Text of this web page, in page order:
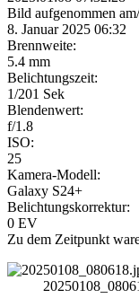
Bild aufgenommen
8. Januar 2025 06:32
Brennweite:
5.4 mm
Belichtungszeit:
1/201 Sek
Blendenwert:
f/1.8
ISO:
25
Kamera-Modell:
Galaxy S24+
Belichtungskorrektur:
0 EV
Zu dem Zeitpunkt